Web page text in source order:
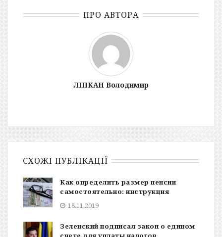
ПРО АВТОРА
ЛІПКАН Володимир
СХОЖІ ПУБЛІКАЦІЇ
Как определить размер пенсии
самостоятельно: инструкция
18.11.2019
Зеленский подписал закон о едином